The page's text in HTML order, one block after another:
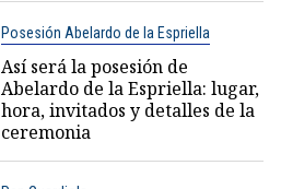
Posesión Abelardo de la Espriella
Así será la posesión de
Abelardo de la Espriella: lugar,
hora, invitados y detalles de la
ceremonia